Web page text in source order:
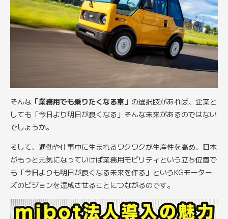
そんな 「業務用でも乗りたくなる車」 の選択肢があれば、企業と
しても「今日より明日が良くなる」そんな未来があるのではない
でしょうか。
そして、通勤や仕事中に生まれるワクワクが生産性を高め、日本
がもっと元気になっていけば業務用モビリティという立ち位置で
も「今日よりも明日が良くなる未来を作る」というKGモーター
ズのビジョンを達成させることにつながるのです。